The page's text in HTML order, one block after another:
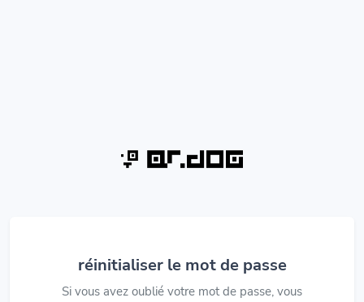
réinitialiser le mot de passe
Si vous avez oublié votre mot de passe, vous